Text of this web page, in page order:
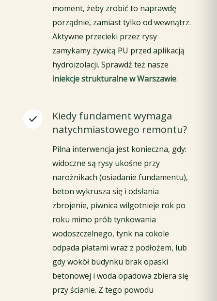
moment, żeby zrobić to naprawdę
porządnie, zamiast tylko od wewnątrz.
Aktywne przecieki przez rysy
zamykamy żywicą PU przed aplikacją
hydroizolacji. Sprawdź też nasze
iniekcje strukturalne w Warszawie.
Kiedy fundament wymaga
natychmiastowego remontu?
Pilna interwencja jest konieczna, gdy:
widoczne są rysy ukośne przy
narożnikach (osiadanie fundamentu),
beton wykrusza się i odsłania
zbrojenie, piwnica wilgotnieje rok po
roku mimo prób tynkowania
wodoszczelnego, tynk na cokole
odpada płatami wraz z podłożem, lub
gdy wokół budynku brak opaski
betonowej i woda opadowa zbiera się
przy ścianie. Z tego powodu